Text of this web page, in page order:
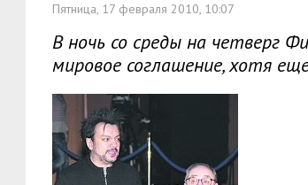
Пятница, 17 февраля 2010, 10:07
В ночь со среды на четверг
мировое соглашение, хотя